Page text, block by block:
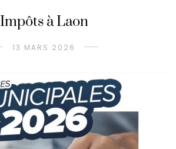
Impôts à Laon
13 MARS 2026